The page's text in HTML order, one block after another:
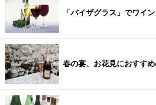
「バイザグラス」でワイ
春の宴、お花見におすす